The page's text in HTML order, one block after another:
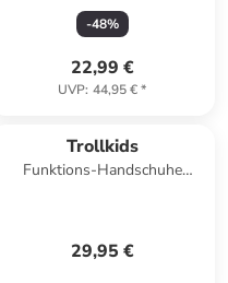
-48%
22,99 €
UVP: 44,95 €*
Trollkids
Funktions-Handschuhe
29,95 €